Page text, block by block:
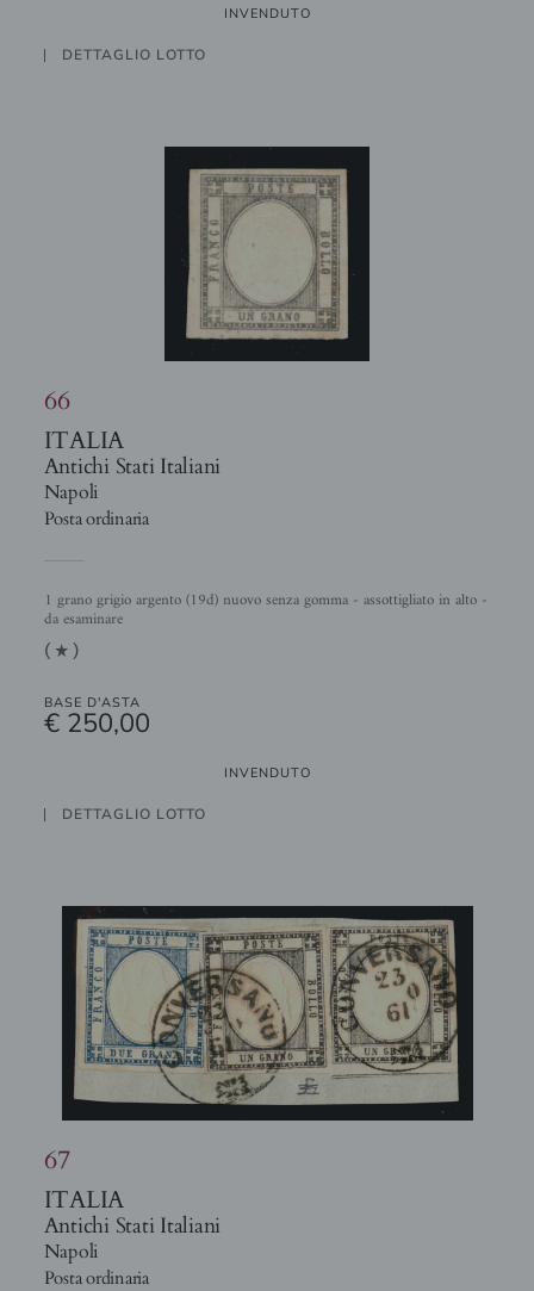
INVENDUTO
DETTAGLIO LOTTO
66
ITALIA
Antichi Stati Italiani
Napoli
Posta ordinaria
1 grano grigio argento (19d) nuovo senza gomma - assottigliato in alto -
da esaminare
(1)
BASE D'ASTA
€ 250,00
INVENDUTO
DETTAGLIO LOTTO
67
ITALIA
Antichi Stati Italiani
Napoli
Posta ordinaria